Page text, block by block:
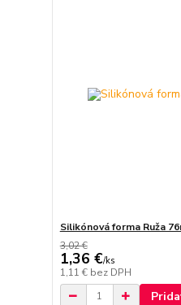
Silikónová forma Ruža
3,02 €
1,36 €/ks
1,11 € bez DPH